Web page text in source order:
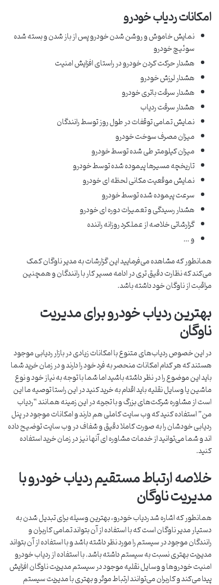
امکانات ردیاب خودرو
نمایش خاموش و روشن شدن خودرو پس از باز شدن و بسته شده
سوئیچ خودرو
هشدار حرکت کردن خودرو در راستای افزایش امنیت
هشدار لرزش خودرو
هشدار سرقت باتری خودرو
هشدار سرقت ردیاب
نمایش تمامی توقفات در طول روز توسط رانندگان
میزان مصرف سوخت خودرو
میزان کیلومتر طی شده توسط خودرو
تاریخچه مسیرها پیموده شده توسط خودرو
نمایش موقعیت مکانی لحظه ای خودرو
سرعت پیموده شده توسط خودرو
هشدار رسیدگی و تعمیرات دوره ای خودرو
گزارشاتی خلاصه از عملکرد روزانه راننده
و …
همانطور که مشاهده می‌فرمایید این گزارشات به مدیر ناوگان کمک
می‌کند که نظارت دقیق تری در ادامه مسیر کار با رانندگان و همچنین
مراقبت از ناوگان خود داشته باشد.
بهترین ردیاب خودرو برای مدیریت
ناوگان
در این خصوص ردیاب‌های متنوع با امکانات زیادی در بازار ردیابی موجود
هستند که هر کدام امکانات منحصر به فرد خود را دارند و در زمان خرید شما
باید این موضوع را در نظر داشته باشید اما شما با توجه به نیاز خود و نوع
ماشین یا وسایل نقلیه باید اقدام به خرید کنید در این راستا توصیه ما این
است از مشاوره شرکت‌های بزرگ و با تجربه در این زمینه همانند “ردیاب
من” استفاده کنید که وب سایت کاملی هم دارند و امکانات موجود در پنل
ردیابی خودشان را به صورت کاملا دقیق و شفاف در وب سایت توضیح داده
اند و شما می‌توانید از خدمات مشاوره ای آنها نیز در زمان خرید استفاده
کنید.
خلاصه ارتباط مستقیم ردیاب خودرو با
مدیریت ناوگان
همانطور که اشاره شد ردیاب خودرو، بهترین وسیله برای تبدیل شدن به
دستیار مدیر ناوگان است که با استفاده از آن بتواند تمامی کاربران و
رانندگان موجود در سیستم را مورد نظر داشته باشد و با استفاده از آن بتواند
مدیریت بهتری نسبت به سیستم داشته باشد. با استفاده از ردیاب خودرو
امنیت خودروها و وسایل نقلیه موجود در سیستم مدیریت ناوگان افزایش
پیدا می‌کند و کاربران می‌توانند ارتباط موثر و بهتری با مدیریت سیستم